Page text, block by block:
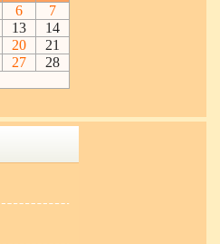
6
7
13
14
20
21
27
28